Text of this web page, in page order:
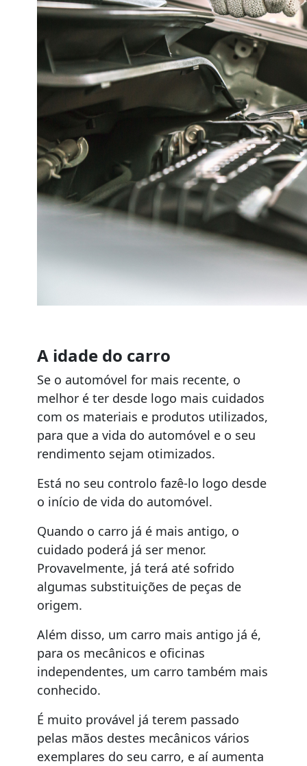
A idade do carro
Se o automóvel for mais recente, o
melhor é ter desde logo mais cuidados
com os materiais e produtos utilizados,
para que a vida do automóvel e o seu
rendimento sejam otimizados.
Está no seu controlo fazê-lo logo desde
o início de vida do automóvel.
Quando o carro já é mais antigo, o
cuidado poderá já ser menor.
Provavelmente, já terá até sofrido
algumas substituições de peças de
origem.
Além disso, um carro mais antigo já é,
para os mecânicos e oficinas
independentes, um carro também mais
conhecido.
É muito provável já terem passado
pelas mãos destes mecânicos vários
exemplares do seu carro, e aí aumenta